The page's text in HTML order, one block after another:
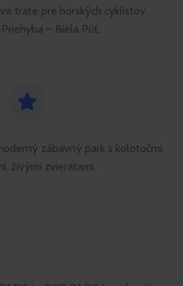
trate pre horských cyklistov
– Biela Púť.
zábavný park s kolotočmi,
živými zvieratami.